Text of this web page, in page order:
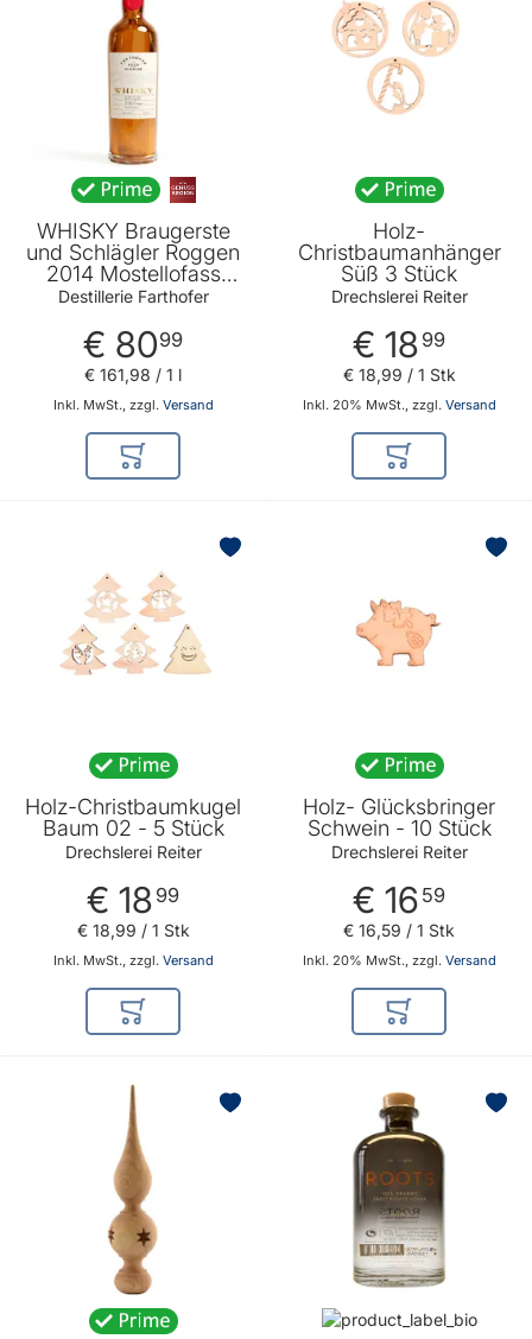
WHISKY Braugerste
und Schlägler Roggen
2014 Mostellofass
gelagert 500ml
Destillerie Farthofer
€ 8099
Inkl. MwSt., zzgl. Versand
€ 161,98 / 1 l
In den Warenkorb
Holz-
Christbaumanhänger
Süß 3 Stück
Drechslerei Reiter
€ 18 99
Inkl. 20% MwSt., zzgl. Versand
€ 18,99 / 1 Stk
In den
Holz-Christbaumkugel
Baum 02 - 5 Stück
Drechslerei Reiter
€ 18 99
Inkl. MwSt., zzgl. Versand
€ 18,99 / 1 Stk
In den Warenkorb
Holz- Glücksbringer
Schwein - 10 Stück
Drechslerei Reiter
€ 16 59
Inkl. 20% MwSt., zzgl. Versand
€ 16,59 / 1 Stk
In den